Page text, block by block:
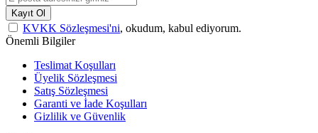
Kayıt Ol
KVKK Sözleşmesi'ni, okudum, kabul ediyorum.
Önemli Bilgiler
Teslimat Koşulları
Üyelik Sözleşmesi
Satış Sözleşmesi
Garanti ve İade Koşulları
Gizlilik ve Güvenlik